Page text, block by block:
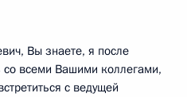
Вы знаете, я после
со всеми Вашими коллегами,
с ведущей